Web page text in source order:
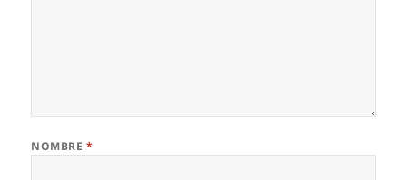
NOMBRE *